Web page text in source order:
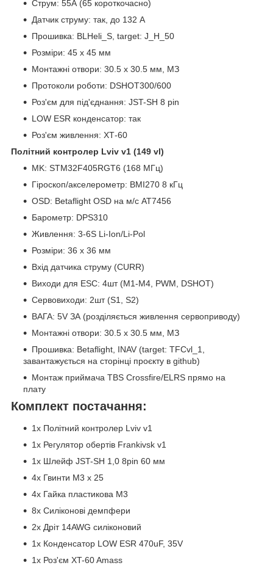
Струм: 55А (65 короткочасно)
Датчик струму: так, до 132 А
Прошивка: BLHeli_S, target: J_H_50
Розміри: 45 x 45 мм
Монтажні отвори: 30.5 x 30.5 мм, МЗ
Протоколи роботи: DSHOT300/600
Роз'єм для під'єднання: JST-SH 8 pin
LOW ESR конденсатор: так
Роз'єм живлення: ХТ-60
Політний контролер Lviv v1 (149 vl)
MK: STM32F405RGT6 (168 МГц)
Гіроскоп/акселерометр: ВМІ270 8 кГц
OSD: Betaflight OSD на м/с AT7456
Барометр: DPS310
Живлення: 3-6S Li-Ion/Li-Pol
Розміри: 36 x 36 мм
Вхід датчика струму (CURR)
Виходи для ESC: 4шт (M1-M4, PWM, DSHOT)
Сервовиходи: 2шт (S1, S2)
ВАГА: 5V ЗА (розділяється живлення сервоприводу)
Монтажні отвори: 30.5 x 30.5 мм, МЗ
Прошивка: Betaflight, INAV (target: TFCvl_1,
завантажується на сторінці проєкту в github)
Монтаж приймача TBS Crossfire/ELRS прямо на
плату
Комплект постачання:
1х Політний контролер Lviv v1
1х Регулятор обертів Frankivsk v1
1х Шлейф JST-SH 1,0 8pin 60 мм
4х Гвинти М3 x 25
4х Гайка пластикова М3
8х Силіконові демпфери
2х Дріт 14AWG силіконовий
1х Конденсатор LOW ESR 470uF, 35V
1x Роз'єм XT-60 Amass